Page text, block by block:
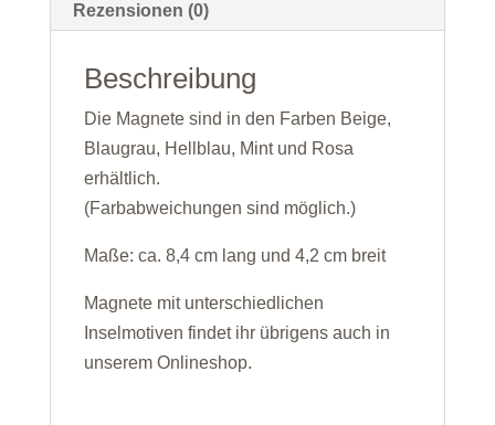
Rezensionen (0)
Beschreibung
Die Magnete sind in den Farben Beige,
Blaugrau, Hellblau, Mint und Rosa
erhältlich.
(Farbabweichungen sind möglich.)
Maße: ca. 8,4 cm lang und 4,2 cm breit
Magnete mit unterschiedlichen
Inselmotiven findet ihr übrigens auch in
unserem Onlineshop.